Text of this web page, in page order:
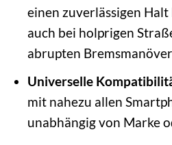
einen zuverlässigen
auch bei holprigen
abrupten
Universelle
mit nahezu allen
unabhängig von Marke